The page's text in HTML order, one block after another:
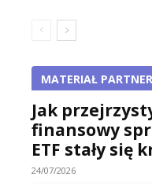
MATERIAŁ
Jak
finansowy
ETF stały się
24/07/2026